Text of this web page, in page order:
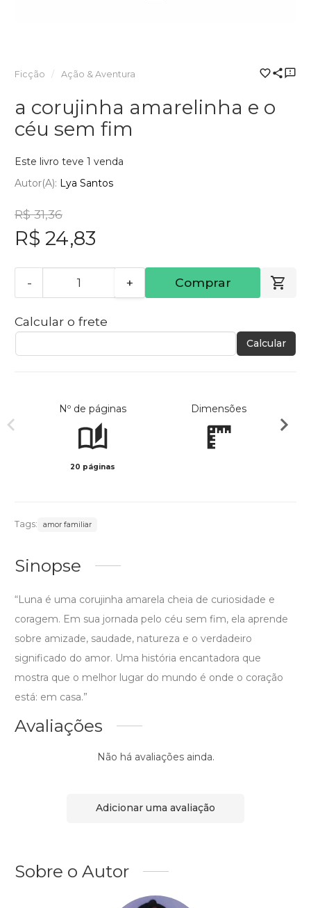
Ficção Ação & Aventura
a corujinha amarelinha e o
céu sem fim
Este livro teve 1 venda
Autor(a): Lya Santos
R$ 31,36
R$ 24,83
- + Comprar
Calcular o frete
Calcular
Nº de páginas
20 páginas
Dimensões
Tags: amor familiar
Sinopse
“Luna é uma corujinha amarela cheia de curiosidade e
coragem. Em sua jornada pelo céu sem fim, ela aprende
sobre amizade, saudade, natureza e o verdadeiro
significado do amor. Uma história encantadora que
mostra que o melhor lugar do mundo é onde o coração
está: em casa.”
Avaliações
Não há avaliações ainda.
Adicionar uma avaliação
Sobre o Autor